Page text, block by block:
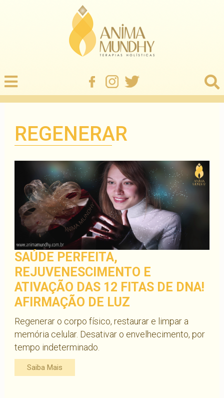
REGENERAR
SAÚDE PERFEITA,
REJUVENESCIMENTO E
ATIVAÇÃO DAS 12 FITAS DE DNA!
AFIRMAÇÃO DE LUZ
Regenerar o corpo físico, restaurar e limpar a
memória celular. Desativar o envelhecimento, por
tempo indeterminado.
Saiba Mais